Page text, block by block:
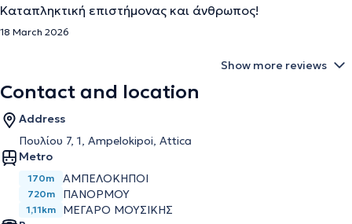
Καταπληκτική επιστήμονας και άνθρωπος!
18 March 2026
Show more reviews
Contact and location
Address
Πουλίου 7, 1, Ampelokipoi, Attica
Metro
170m ΑΜΠΕΛΌΚΗΠΟΙ
720m ΠΑΝΌΡΜΟΥ
1,11km
ΜΈΓΑΡΟ ΜΟΥΣΙΚΉΣ